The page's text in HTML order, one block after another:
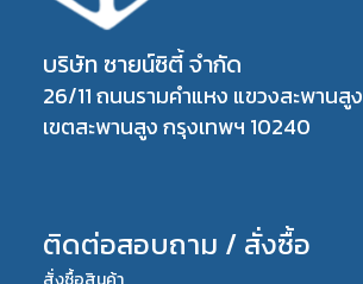
บริษัท ซายน์ซิตี้ จำกัด
26/11 ถนนรามคำแหง แขวงสะพานสูง
เขตสะพานสูง กรุงเทพฯ 10240
ติดต่อสอบถาม / สั่งซื้อ